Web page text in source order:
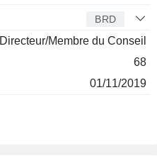
BRD
Directeur/Membre du Conseil
68
01/11/2019